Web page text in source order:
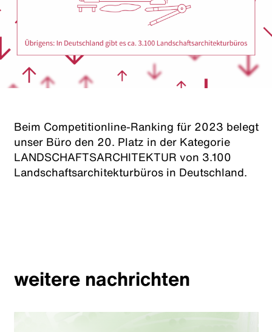
Beim Competitionline-Ranking für 2023 belegt
unser Büro den 20. Platz in der Kategorie
LANDSCHAFTSARCHITEKTUR von 3.100
Landschaftsarchitekturbüros in Deutschland.
weitere nachrichten